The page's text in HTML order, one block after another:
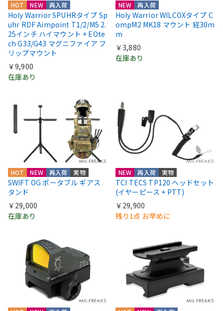
HOT NEW 再入荷
Holy Warrior SPUHRタイプ Sp
uhr RDF Aimpoint T1/2/M5 2.
25インチ ハイマウント + EOte
ch G33/G43 マグニファイア フ
リップマウント
￥9,900
在庫あり
NEW 再入荷
Holy Warrior WILCOXタイプ C
ompM2 MK18 マウント 経30m
m
￥3,880
在庫あり
HOT NEW 再入荷 実物
SWIFT OG ポータブル ギアス
タンド
￥29,000
在庫あり
NEW 再入荷 実物
TCI TECS TP120 ヘッドセット
(イヤーピース + PTT)
￥29,900
残り1点 お早めに